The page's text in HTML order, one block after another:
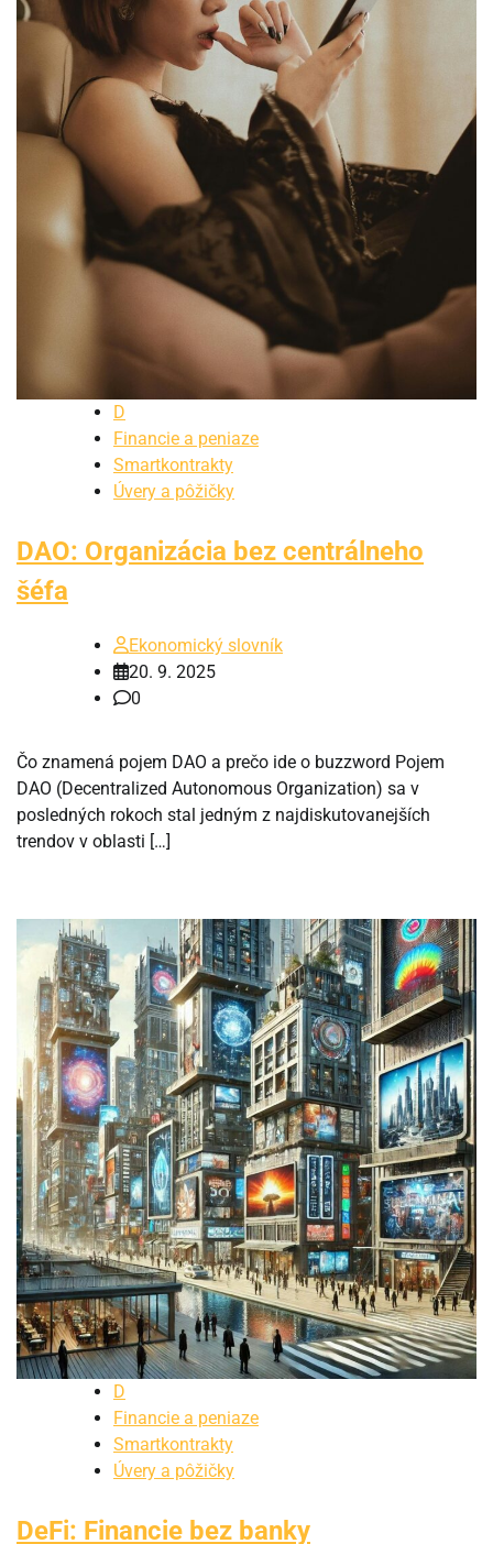
D
Financie a peniaze
Smartkontrakty
Úvery a pôžičky
DAO: Organizácia bez centrálneho
šéfa
Ekonomický slovník
20. 9. 2025
0
Čo znamená pojem DAO a prečo ide o buzzword Pojem
DAO (Decentralized Autonomous Organization) sa v
posledných rokoch stal jedným z najdiskutovanejších
trendov v oblasti […]
D
Financie a peniaze
Smartkontrakty
Úvery a pôžičky
DeFi: Financie bez banky